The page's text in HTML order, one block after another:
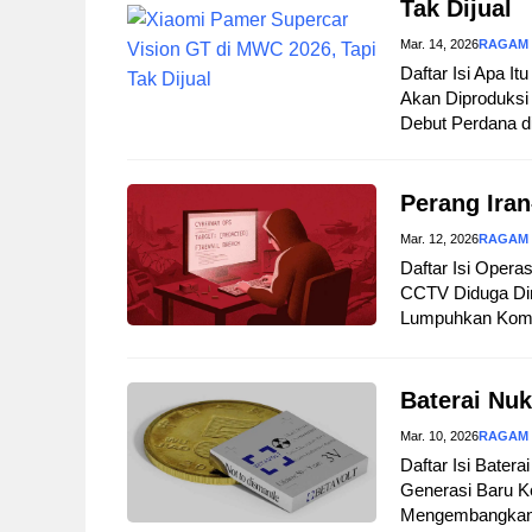
Tak Dijual
Mar. 14, 2026RAGAM
Daftar Isi Apa
Akan
Debut Perdana
Perang
Mar. 12, 2026RAGAM
Daftar Isi
CCTV Diduga
Lumpuhkan
Baterai
Mar. 10, 2026RAGAM
Daftar Isi
Generasi Baru